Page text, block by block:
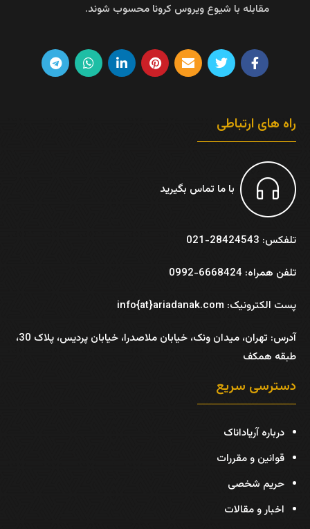
مقابله با شیوع ویروس کرونا محسوب شوند.
راه های ارتباطی
با ما تماس بگیرید
تلفکس: 28424543-021
تلفن همراه: 6668424-0992
پست الکترونیک: info{at}ariadanak.com
آدرس:
تهران، میدان ونک، خیابان ملاصدرا، خیابان پردیس، پلاک 30،
طبقه همکف
دسترسی سریع
درباره آریاداناک
قوانین و مقررات
حریم شخصی
اخبار و مقالات